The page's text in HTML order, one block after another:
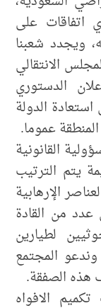
اتفاقات على
ويجدد شعبنا
الانتقالي
٢٠٢٦ م، والإعلان الدستوري
الدولة
عموما.
القانونية
يتم الترتيب
الإرهابية
من القادة
لطيارين
المجتمع
هذه الصفقة.
الافواه